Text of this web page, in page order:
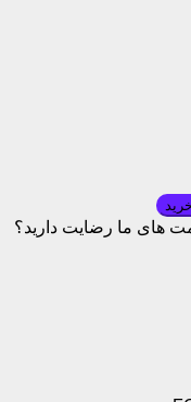
های ما رضایت دارید؟